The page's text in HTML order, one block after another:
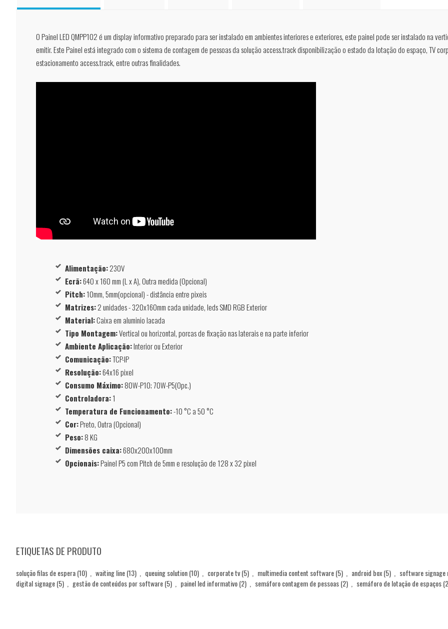
O Painel LED QMPP102 é um display informativo preparado para ser instalado em ambientes interiores e exteriores, este painel pode ser instalado na
emitir. Este Painel está integrado com o sistema de contagem de pessoas da solução access.track disponibilização o estado da lotação do espaço, TV
estacionamento access.track, entre outras finalidades.
Alimentação:230V
Ecrã:640 x 160 mm (L x A), Outra medida (Opcional)
Pitch:10mm, 5mm(opcional) - distância entre pixeis
Matrizes:2 unidades - 320x160mm cada unidade, leds SMD RGB Exterior
Material:Caixa em aluminio lacada
Tipo Montagem:Vertical ou horizontal, porcas de fixação nas laterais e na parte inferior
Ambiente Aplicação:Interior ou Exterior
Comunicação:TCP-IP
Resolução:64x16 pixel
Consumo Máximo:80W-P10; 70W-P5(Opc.)
Controladora:1
Temperatura de Funcionamento:-10 °C a 50 °C
Cor:Preto, Outra (Opcional)
Peso:8 KG
Dimensões caixa:680x200x100mm
Opcionais:Painel P5 com Pitch de 5mm e resolução de 128 x 32 pixel
ETIQUETAS DE PRODUTO
solução filas de espera(10) waiting line(13) queuing solution(10) corporate tv(5) multimedia content software(5) android box(5) software signage
digital signage(5) gestão de conteúdos por software(5) painel led informativo(2) semáforo contagem de pessoas(2) semáforo de lotação de espaços